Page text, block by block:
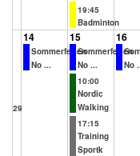
19:45
Badminton
29
14
Sommerferien
No ...
15
Sommerferien
No ...
10:00
Nordic
Walking
17:15
Training
Sportk
16
No